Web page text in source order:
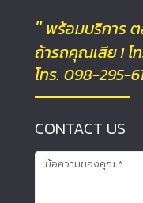
" พร้อมบริการ
ถ้ารถคุณเสีย ! โท
โทร. 098-295-
CONTACT US